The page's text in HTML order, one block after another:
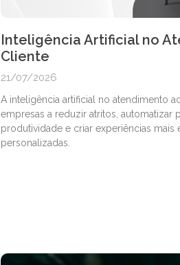
Inteligência Artificial no
Cliente
21/07/2026
A inteligência artificial no atendimento
empresas a reduzir atritos, automatizar
produtividade e criar experiências mais
personalizadas.